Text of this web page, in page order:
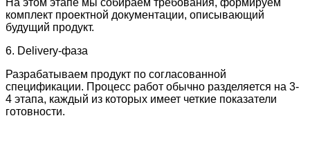
комплект проектной документации, описывающий
будущий продукт.
6. Delivery-фаза
Разрабатываем продукт по согласованной
спецификации. Процесс работ обычно разделяется на 3-
4 этапа, каждый из которых имеет четкие показатели
готовности.